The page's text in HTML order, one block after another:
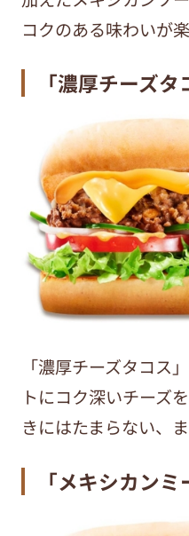
コクのある味わいが楽
「濃厚チーズタ
「濃厚チーズタコス
トにコク深いチーズ
きにはたまらない、
「メキシカンミ